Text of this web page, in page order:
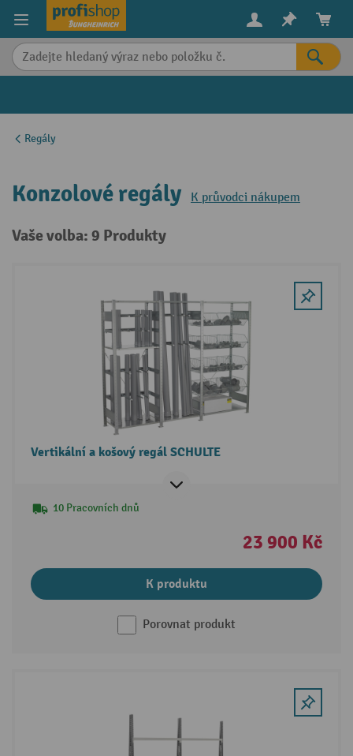
content
Regály
Konzolové regály K průvodci nákupem
Vaše volba: 9 Produkty
Vertikální a košový regál SCHULTE
10 Pracovních dnů
23 900 Kč
K produktu
Porovnat produkt